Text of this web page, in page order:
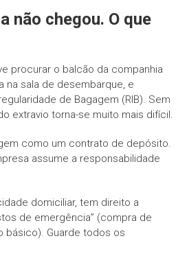
não chegou. O que
procurar o balcão da companhia
na sala de desembarque, e
de Bagagem (RIB). Sem
extravio torna-se muito mais difícil.
como um contrato de depósito.
assume a responsabilidade
domiciliar, tem direito a
de emergência” (compra de
básico). Guarde todos os